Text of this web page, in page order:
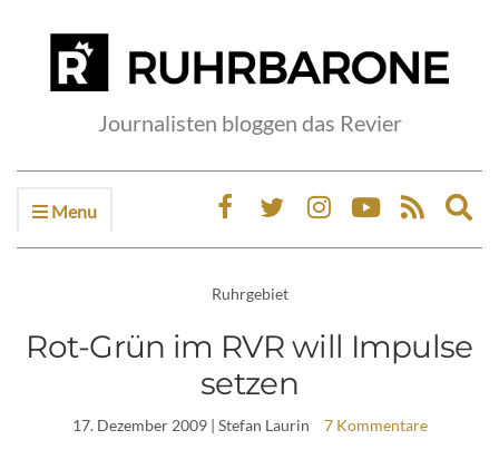
Journalisten bloggen das Revier
Menu
Ruhrgebiet
Rot-Grün im RVR will Impulse
setzen
17. Dezember 2009| Stefan Laurin 7 Kommentare